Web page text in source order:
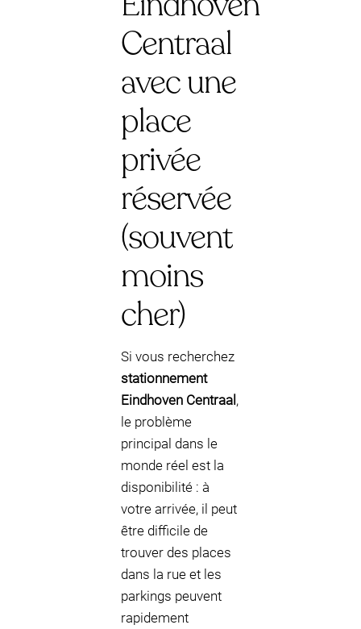
Centraal
avec une
place
privée
réservée
(souvent
moins
cher)
Si vous recherchez
stationnement
Eindhoven Centraal ,
le problème
principal dans le
monde réel est la
disponibilité : à
votre arrivée, il peut
être difficile de
trouver des places
dans la rue et les
parkings peuvent
rapidement